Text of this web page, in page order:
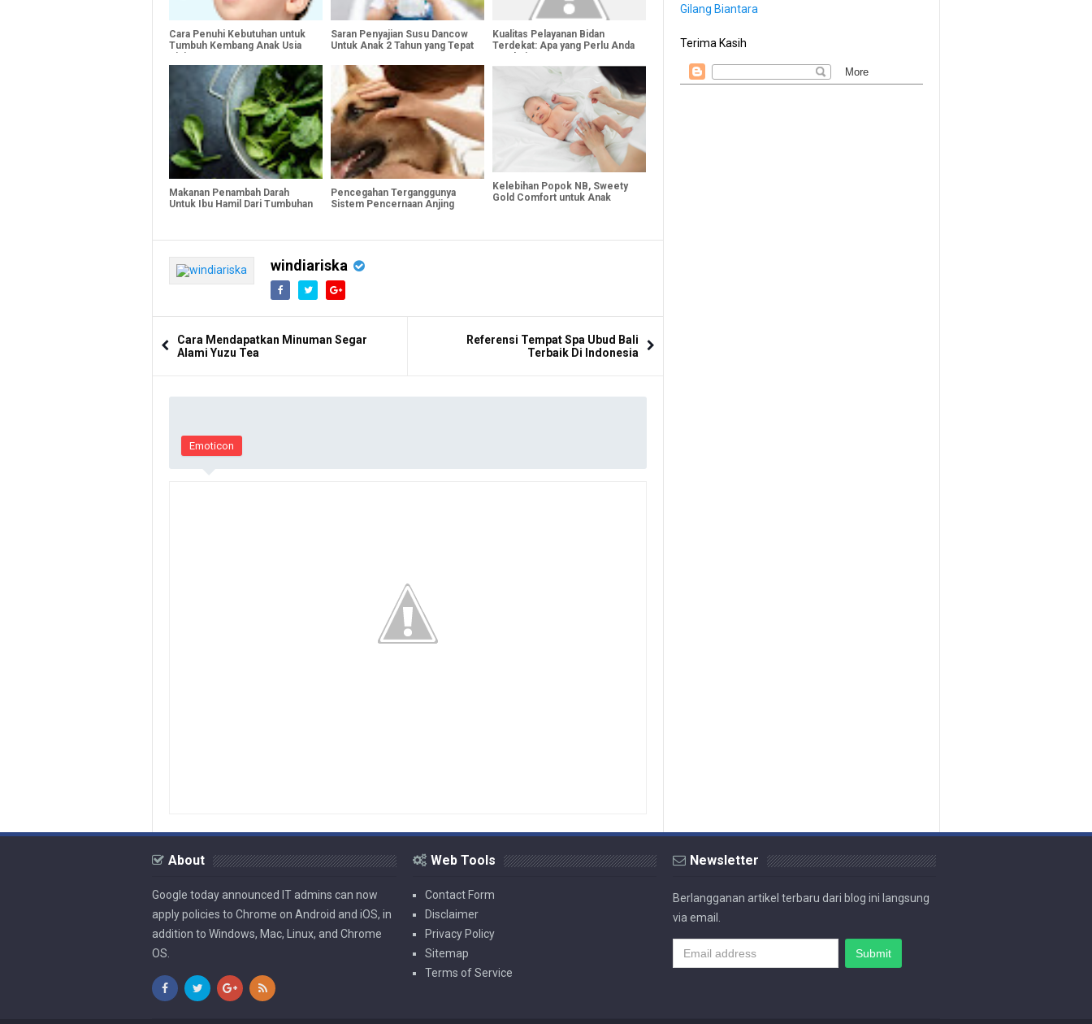
Cara Penuhi Kebutuhan untuk
Tumbuh Kembang Anak Usia
Dini
Saran Penyajian Susu Dancow
Untuk Anak 2 Tahun yang Tepat
Kualitas Pelayanan Bidan
Terdekat: Apa yang Perlu Anda
Ketahui
Makanan Penambah Darah
Untuk Ibu Hamil Dari Tumbuhan
Pencegahan Terganggunya
Sistem Pencernaan Anjing
Kelebihan Popok NB, Sweety
Gold Comfort untuk Anak
windiariska
Cara Mendapatkan Minuman Segar
Alami Yuzu Tea
Referensi Tempat Spa Ubud Bali
Terbaik Di Indonesia
Emoticon
Gilang Biantara
Terima Kasih
About
Google today announced IT admins can now
apply policies to Chrome on Android and iOS, in
addition to Windows, Mac, Linux, and Chrome
OS.
Web Tools
Contact Form
Disclaimer
Privacy Policy
Sitemap
Terms of Service
Newsletter
Berlangganan artikel terbaru dari blog ini langsung
via email.